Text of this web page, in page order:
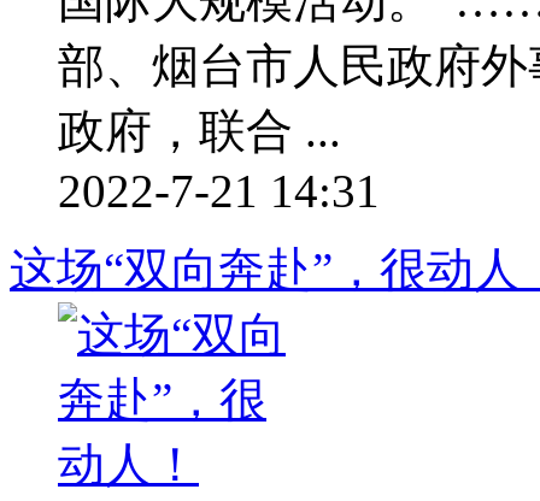
部、烟台市人民政府
政府，联合 ...
2022-7-21 14:31
这场“双向奔赴”，很动人